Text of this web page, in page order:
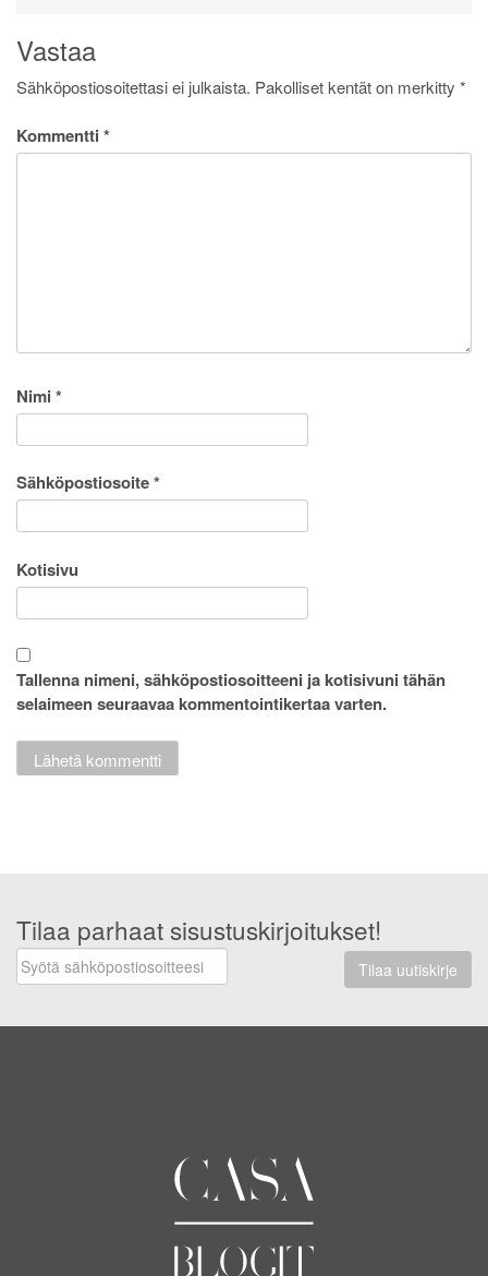
Vastaa
Sähköpostiosoitettasi ei julkaista. Pakolliset kentät on merkitty *
Kommentti *
Nimi *
Sähköpostiosoite*
Kotisivu
Tallenna nimeni, sähköpostiosoitteeni ja kotisivuni tähän
selaimeen seuraavaa kommentointikertaa varten.
Tilaa parhaat sisustuskirjoitukset!
Tilaa uutiskirje